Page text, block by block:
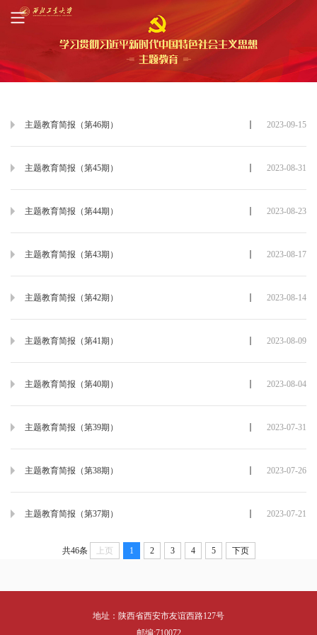
主题教育简报（第46期） 2023-09-15
主题教育简报（第45期） 2023-08-31
主题教育简报（第44期） 2023-08-23
主题教育简报（第43期） 2023-08-17
主题教育简报（第42期） 2023-08-14
主题教育简报（第41期） 2023-08-09
主题教育简报（第40期） 2023-08-04
主题教育简报（第39期） 2023-07-31
主题教育简报（第38期） 2023-07-26
主题教育简报（第37期） 2023-07-21
共46条 上页 1 2 3 4 5 下页
地址：陕西省西安市友谊西路127号